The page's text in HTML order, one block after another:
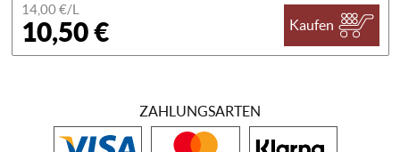
14,00 €/L
10,50 € Kaufen
ZAHLUNGSARTEN